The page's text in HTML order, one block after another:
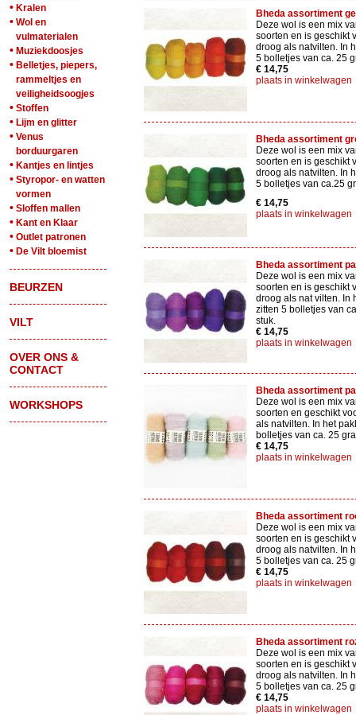
• Kralen
• Wol en
vulmaterialen
• Muziekdoosjes
• Belletjes, piepers,
rammeltjes en
veiligheidsoogjes
• Stoffen
• Lijm en glitter
• Venus
borduurgaren
• Kantjes en lintjes
• Styropor- en watten
vormen
• Sloffen mallen
• Kant en Klaar
• Outlet patronen
• De Vilt bloemist
BEURZEN
VILT
OVER ONS &
CONTACT
WORKSHOPS
Bheda assortiment
Deze wol is een mix
soorten en is geschikt
droog als natvilten. In
5 bolletjes van ca. 25
€ 14,75
plaats in winkelwagen
Bheda assortiment
Deze wol is een mix
soorten en is geschikt
droog als natvilten. In
5 bolletjes van ca.25
€ 14,75
plaats in winkelwagen
Bheda assortiment
Deze wol is een mix
soorten en is geschikt
droog als nat vilten. In
zitten 5 bolletjes van
stuk.
€ 14,75
plaats in winkelwagen
Bheda assortiment
Deze wol is een mix
soorten en geschikt
als natvilten. In het
bolletjes van ca. 25
€ 14,75
plaats in winkelwagen
Bheda assortiment
Deze wol is een mix
soorten en is geschikt
droog als natvilten. In
5 bolletjes van ca. 25
€ 14,75
plaats in winkelwagen
Bheda assortiment
Deze wol is een mix
soorten en is geschikt
droog als natvilten. In
5 bolletjes van ca. 25
€ 14,75
plaats in winkelwagen